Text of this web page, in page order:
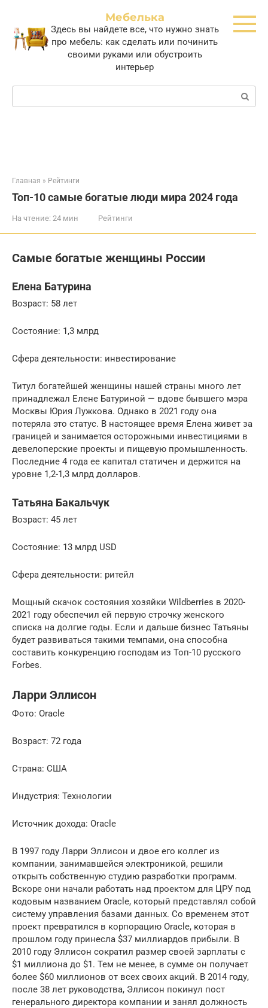
контенту
Мебелька
Здесь вы найдете все, что нужно знать
про мебель: как сделать или починить
своими руками или обустроить
интерьер
Поиск:
Главная » Рейтинги
Топ-10 самые богатые люди мира 2024 года
На чтение: 24 мин Рейтинги
Самые богатые женщины России
Елена Батурина
Возраст: 58 лет
Состояние: 1,3 млрд
Сфера деятельности: инвестирование
Титул богатейшей женщины нашей страны много лет
принадлежал Елене Батуриной — вдове бывшего мэра
Москвы Юрия Лужкова. Однако в 2021 году она
потеряла это статус. В настоящее время Елена живет за
границей и занимается осторожными инвестициями в
девелоперские проекты и пищевую промышленность.
Последние 4 года ее капитал статичен и держится на
уровне 1,2-1,3 млрд долларов.
Татьяна Бакальчук
Возраст: 45 лет
Состояние: 13 млрд USD
Сфера деятельности: ритейл
Мощный скачок состояния хозяйки Wildberries в 2020-
2021 году обеспечил ей первую строчку женского
списка на долгие годы. Если и дальше бизнес Татьяны
будет развиваться такими темпами, она способна
составить конкуренцию господам из Топ-10 русского
Forbes.
Ларри Эллисон
Фото: Oracle
Возраст: 72 года
Страна: США
Индустрия: Технологии
Источник дохода: Oracle
В 1997 году Ларри Эллисон и двое его коллег из
компании, занимавшейся электроникой, решили
открыть собственную студию разработки программ.
Вскоре они начали работать над проектом для ЦРУ под
кодовым названием Oracle, который представлял собой
систему управления базами данных. Со временем этот
проект превратился в корпорацию Oracle, которая в
прошлом году принесла $37 миллиардов прибыли. В
2010 году Эллисон сократил размер своей зарплаты с
$1 миллиона до $1. Тем не менее, в сумме он получает
более $60 миллионов от всех своих акций. В 2014 году,
после 38 лет руководства, Эллисон покинул пост
генерального директора компании и занял должность